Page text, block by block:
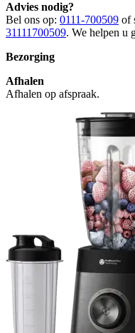
Advies nodig?
Bel ons op: 0111-700509 of
31111700509. We helpen u
Bezorging
Afhalen
Afhalen op afspraak.